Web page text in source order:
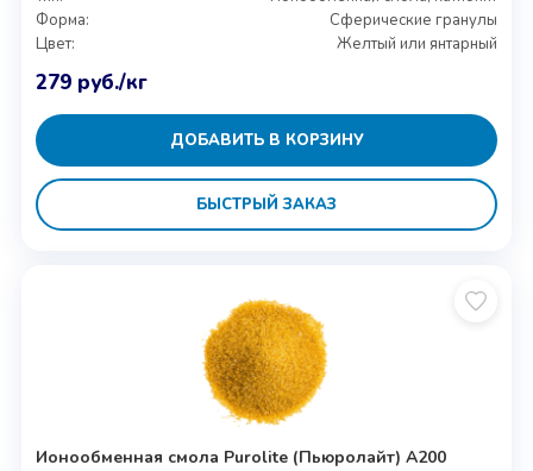
Форма:
Сферические гранулы
Цвет:
Желтый или янтарный
279 руб./кг
ДОБАВИТЬ В КОРЗИНУ
БЫСТРЫЙ ЗАКАЗ
Ионообменная смола Purolite (Пьюролайт) A200